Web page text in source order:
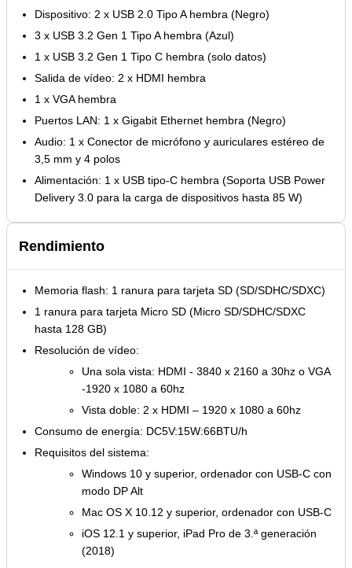
Dispositivo: 2 x USB 2.0 Tipo A hembra (Negro)
3 x USB 3.2 Gen 1 Tipo A hembra (Azul)
1 x USB 3.2 Gen 1 Tipo C hembra (solo datos)
Salida de vídeo: 2 x HDMI hembra
1 x VGA hembra
Puertos LAN: 1 x Gigabit Ethernet hembra (Negro)
Audio: 1 x Conector de micrófono y auriculares estéreo de
3,5 mm y 4 polos
Alimentación: 1 x USB tipo-C hembra (Soporta USB Power
Delivery 3.0 para la carga de dispositivos hasta 85 W)
Rendimiento
Memoria flash: 1 ranura para tarjeta SD (SD/SDHC/SDXC)
1 ranura para tarjeta Micro SD (Micro SD/SDHC/SDXC
hasta 128 GB)
Resolución de vídeo:
Una sola vista: HDMI - 3840 x 2160 a 30hz o VGA
-1920 x 1080 a 60hz
Vista doble: 2 x HDMI – 1920 x 1080 a 60hz
Consumo de energía: DC5V:15W:66BTU/h
Requisitos del sistema:
Windows 10 y superior, ordenador con USB-C con
modo DP Alt
Mac OS X 10.12 y superior, ordenador con USB-C
iOS 12.1 y superior, iPad Pro de 3.ª generación
(2018)